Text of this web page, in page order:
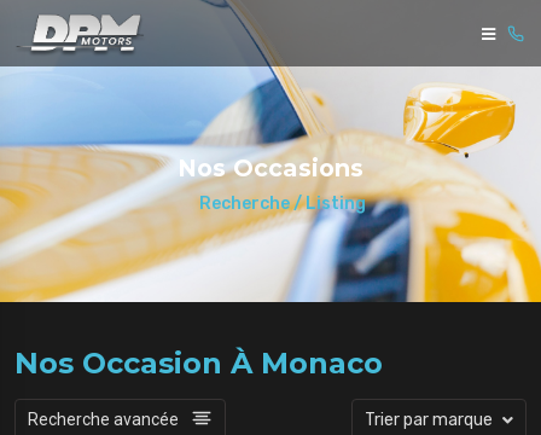
Nos Occasions
Recherche / Listing
Nos Occasion À Monaco
Trier par marque
Recherche avancée